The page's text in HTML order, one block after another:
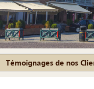
Témoignages de nos